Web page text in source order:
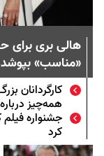
هالی بری برای
«مناسب» بپوشد
کارگردانان
همه‌چیز
کرد